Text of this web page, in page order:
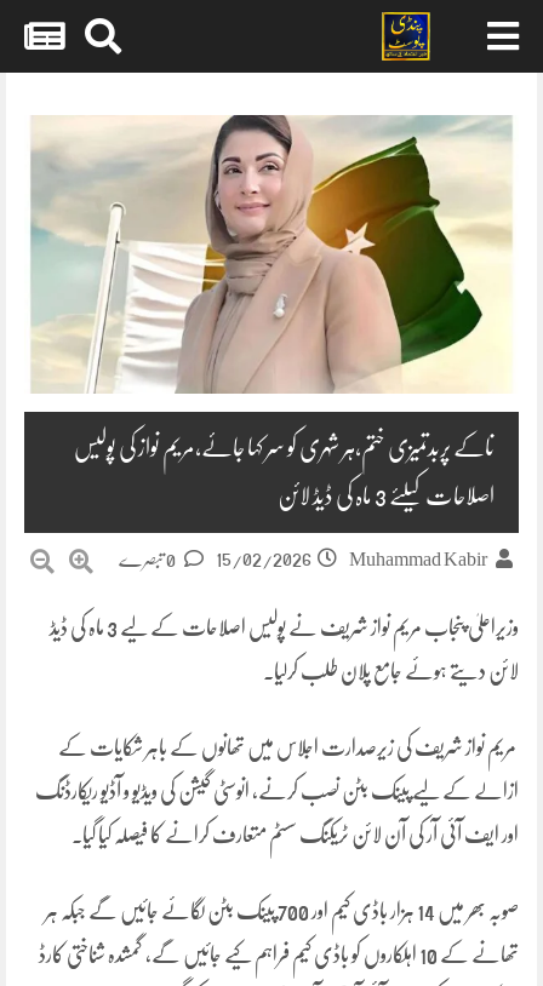
content
ناکے پربدتمیزی ختم،ہر شہری کو سر کہا جائے،مریم نواز کی پولیس
اصلاحات کیلئے 3 ماہ کی ڈیڈ لائن
Muhammad Kabir
15/02/2026
وزیراعلیٰ پنجاب مریم نواز شریف نے پولیس اصلاحات کے لیے 3 ماہ کی ڈیڈ
لائن دیتے ہوئے جامع پلان طلب کرلیا۔
مریم نواز شریف کی زیرصدارت اجلاس میں تھانوں کے باہر شکایات کے
ازالے کے لیے پینک بٹن نصب کرنے، انوسٹی گیشن کی ویڈیو و آڈیو ریکارڈنگ
اور ایف آئی آر کی آن لائن ٹریکنگ سسٹم متعارف کرانے کا فیصلہ کیا گیا۔
صوبہ بھر میں 14 ہزار باڈی کیم اور 700 پینک بٹن لگائے جائیں گے جبکہ ہر
تھانے کے 10 اہلکاروں کو باڈی کیم فراہم کیے جائیں گے، گمشدہ شناختی کارڈ